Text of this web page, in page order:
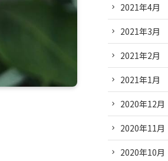
2021年4月
2021年3月
2021年2月
2021年1月
2020年12月
2020年11月
2020年10月